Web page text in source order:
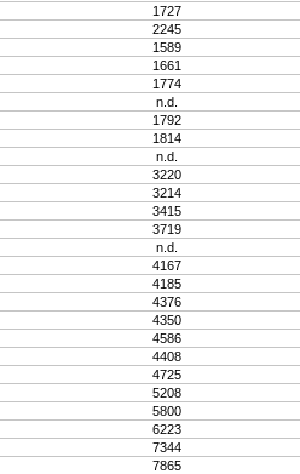
1727
2245
1589
1661
1774
n.d.
1792
1814
n.d.
3220
3214
3415
3719
n.d.
4167
4185
4376
4350
4586
4408
4725
5208
5800
6223
7344
7865